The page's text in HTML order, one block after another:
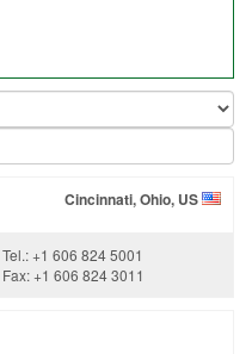
Cincinnati, Ohio, US
Tel.: +1 606 824 5001
Fax: +1 606 824 3011